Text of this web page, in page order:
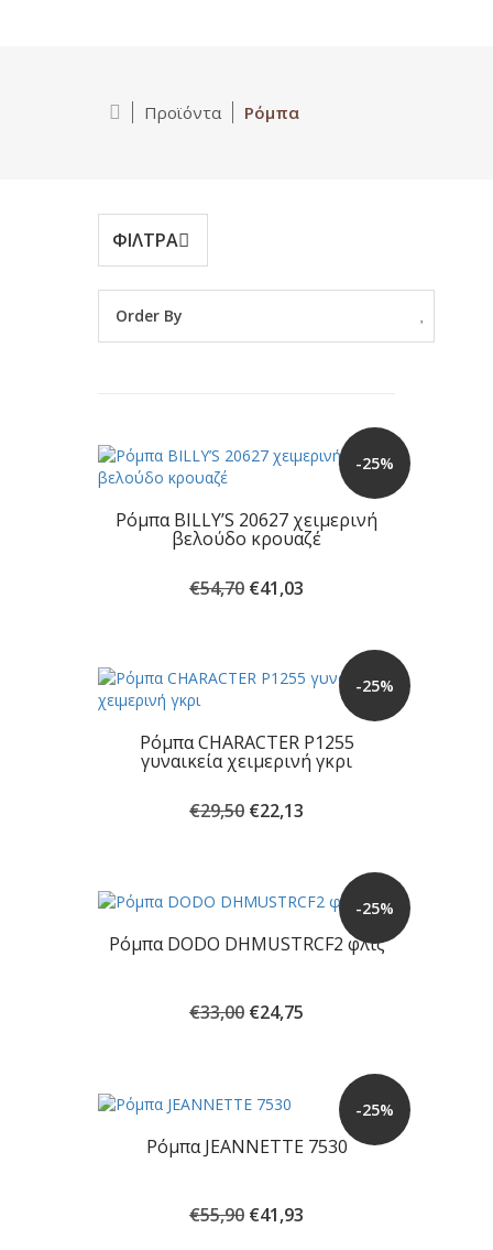
Προϊόντα Ρόμπα
ΦΙΛΤΡΑ
Order By
-25%
Ρόμπα BILLY’S 20627 χειμερινή
βελούδο κρουαζέ
€54,70 Original
€41,03
€41,03.
-25%
Ρόμπα CHARACTER P1255
γυναικεία χειμερινή γκρι
€29,50 Original
€22,13
€22,13.
-25%
Ρόμπα DODO DHMUSTRCF2 φλις
€33,00 Original
€24,75
€24,75.
-25%
Ρόμπα JEANNETTE 7530
€55,90 Original
€41,93